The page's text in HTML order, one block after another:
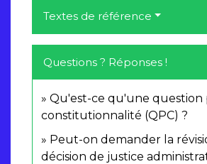
Textes de référence
Questions ? Réponses !
Qu'est-ce qu'une question
constitutionnalité (QPC) ?
Peut-on demander la
décision de justice